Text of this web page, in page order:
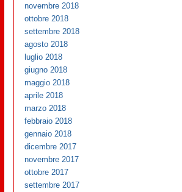
novembre 2018
ottobre 2018
settembre 2018
agosto 2018
luglio 2018
giugno 2018
maggio 2018
aprile 2018
marzo 2018
febbraio 2018
gennaio 2018
dicembre 2017
novembre 2017
ottobre 2017
settembre 2017